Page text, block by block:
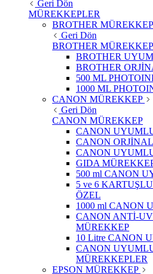
Geri Dön
MÜREKKEPLER
BROTHER MÜREKKEP
Geri Dön
BROTHER MÜREKKEP
BROTHER
BROTHER
500 ML
1000 ML
CANON MÜREKKEP
Geri Dön
CANON MÜREKKEP
CANON
CANON
CANON
GIDA
500 ml CANON
5 ve 6
ÖZEL
1000 ml CANON
CANON ANTİ-
MÜREKKEP
10 Litre CANON
CANON
MÜREKKEPLER
EPSON MÜREKKEP